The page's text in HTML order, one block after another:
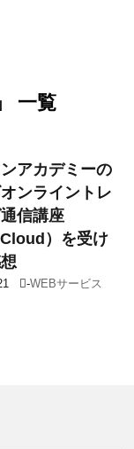
一覧
アカデミーの
オンライントレ
信講座
）を受け
-WEBサービス